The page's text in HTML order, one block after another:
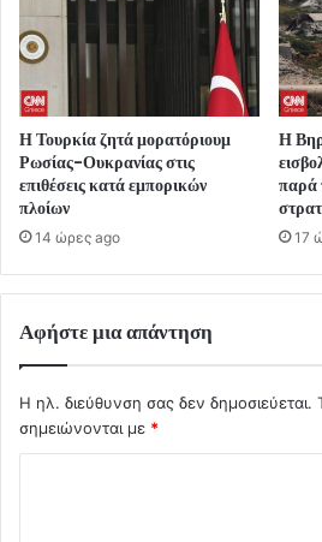
Η Τουρκία ζητά μορατόριουμ
Ρωσίας-Ουκρανίας στις
επιθέσεις κατά εμπορικών
πλοίων
14 ώρες ago
Η
παρά
17
Αφήστε μια απάντηση
Η ηλ. διεύθυνση σας δεν δημοσιεύεται.
σημειώνονται με *